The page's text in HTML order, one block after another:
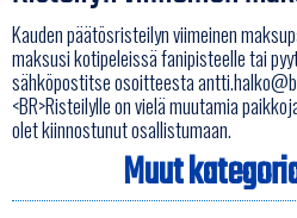
Kauden päätösristeilyn viimeinen
maksusi kotipeleissä fanipisteelle tai
sähköpostitse osoitteesta
<BR>Risteilylle on vielä muutamia
olet kiinnostunut osallistumaan.
Muut